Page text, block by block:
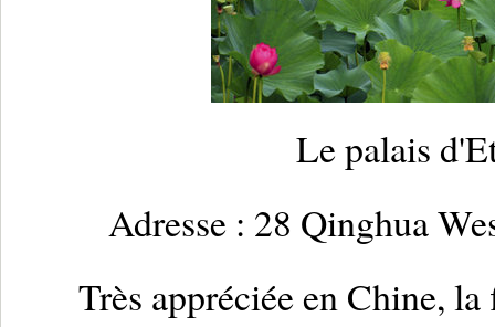
Le palais
Adresse : 28 Qinghua
Très appréciée en Chine,